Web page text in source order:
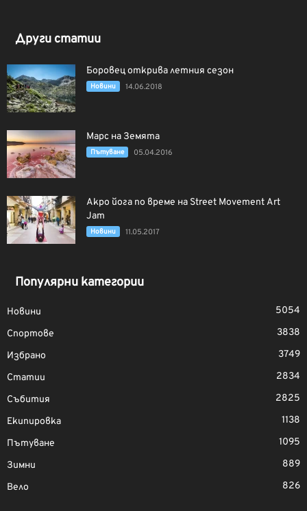
Други статии
Боровец открива летния сезон
Новини 14.06.2018
Марс на Земята
Пътуване 05.04.2016
Акро йога по време на Street Movement Art
Jam
Новини 11.05.2017
Популярни категории
Новини
5054
Спортове
3838
Избрано
3749
Статии
2834
Събития
2825
Екипировка
1138
Пътуване
1095
Зимни
889
Вело
826